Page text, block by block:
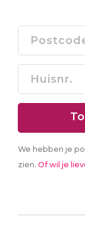
We hebben je
zien. Of wil je